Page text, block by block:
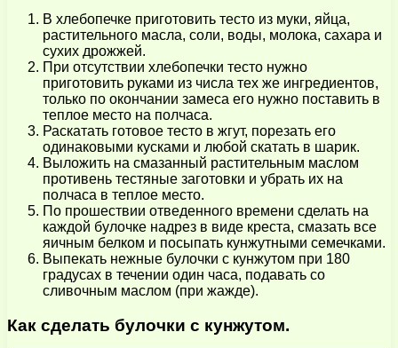
В хлебопечке приготовить тесто из муки, яйца,
растительного масла, соли, воды, молока, сахара и
сухих дрожжей.
При отсутствии хлебопечки тесто нужно
приготовить руками из числа тех же ингредиентов,
только по окончании замеса его нужно поставить в
теплое место на полчаса.
Раскатать готовое тесто в жгут, порезать его
одинаковыми кусками и любой скатать в шарик.
Выложить на смазанный растительным маслом
противень тестяные заготовки и убрать их на
полчаса в теплое место.
По прошествии отведенного времени сделать на
каждой булочке надрез в виде креста, смазать все
яичным белком и посыпать кунжутными семечками.
Выпекать нежные булочки с кунжутом при 180
градусах в течении один часа, подавать со
сливочным маслом (при жажде).
Как сделать булочки с кунжутом.